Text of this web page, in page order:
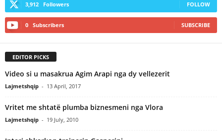
3,912 Followers FOLLOW
0 Subscribers SUBSCRIBE
EDITOR PICKS
Video si u masakrua Agim Arapi nga dy vellezerit
Lajmetshqip - 13 April, 2017
Vritet me shtatë plumba biznesmeni nga Vlora
Lajmetshqip - 19 July, 2010